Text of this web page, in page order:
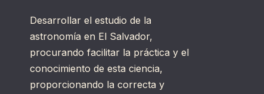
Desarrollar el estudio de la
astronomía en El Salvador,
procurando facilitar la práctica y el
conocimiento de esta ciencia,
proporcionando la correcta y